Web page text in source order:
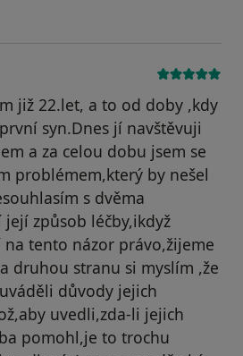
již 22.let, a to od doby ,kdy
syn.Dnes jí navštěvuji
a za celou dobu jsem se
problémem,který by nešel
s dvěma
způsob léčby,ikdyž
tento názor právo,žijeme
druhou stranu si myslím ,že
důvody jejich
uvedli,zda-li jejich
pomohl,je to trochu